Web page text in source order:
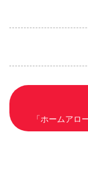
「ホームア